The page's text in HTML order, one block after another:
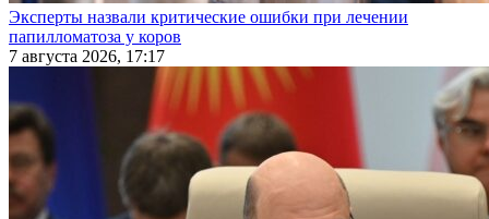
Эксперты назвали критические ошибки при лечении
папилломатоза у коров
7 августа 2026, 17:17